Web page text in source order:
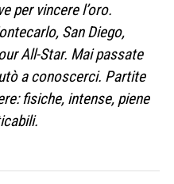
per vincere l’oro.
San Diego,
All-Star. Mai passate
a conoscerci. Partite
fisiche, intense, piene